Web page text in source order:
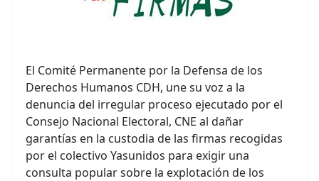
El Comité Permanente por la Defensa de los
Derechos Humanos CDH, une su voz a la
denuncia del irregular proceso ejecutado por el
Consejo Nacional Electoral, CNE al dañar
garantías en la custodia de las firmas recogidas
por el colectivo Yasunidos para exigir una
consulta popular sobre la explotación de los